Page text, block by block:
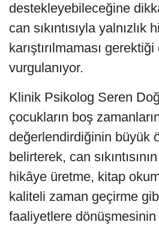
destekleyebileceğine
can sıkıntısıyla
karıştırılmaması
vurgulanıyor.
Klinik Psikolog Seren
çocukların boş
değerlendirdiğinin büyük
belirterek, can
hikâye üretme, kitap
kaliteli zaman geçirme
faaliyetlere